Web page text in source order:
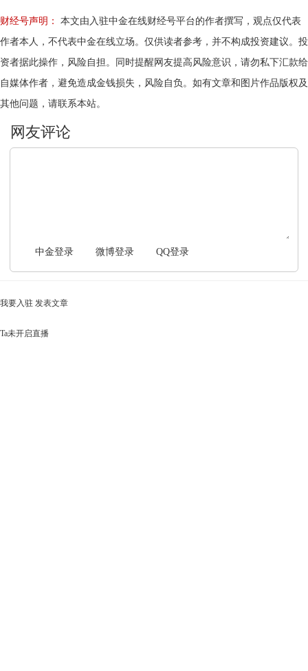
财经号声明：
本文由入驻中金在线财经号平台的作者撰写，观点仅代表
作者本人，不代表中金在线立场。仅供读者参考，并不构成投资建议。投
资者据此操作，风险自担。同时提醒网友提高风险意识，请勿私下汇款给
自媒体作者，避免造成金钱损失，风险自负。如有文章和图片作品版权及
其他问题，请联系本站。
中金登录 微博登录 QQ登录
我要入驻 发表文章
Ta未开启直播